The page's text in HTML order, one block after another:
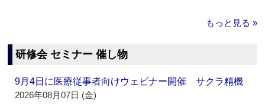
もっと見る »
研修会 セミナー 催し物
9月4日に医療従事者向けウェビナー開催 サクラ精機
2026年08月07日 (金)